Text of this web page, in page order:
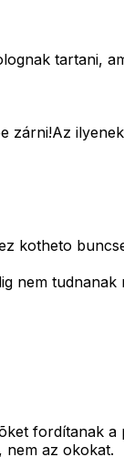
tartani,
zárni!Az
kotheto
nem
fordítanak a
nem az okokat.